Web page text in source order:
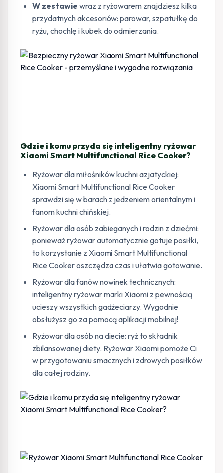
W zestawie wraz z ryżowarem znajdziesz kilka
przydatnych akcesoriów: parowar, szpatułkę do
ryżu, chochlę i kubek do odmierzania.
Gdzie i komu przyda się inteligentny ryżowar
Xiaomi Smart Multifunctional Rice Cooker?
Ryżowar dla miłośników kuchni azjatyckiej:
Xiaomi Smart Multifunctional Rice Cooker
sprawdzi się w barach z jedzeniem orientalnym i
fanom kuchni chińskiej.
Ryżowar dla osób zabieganych i rodzin z dziećmi:
ponieważ ryżowar automatycznie gotuje posiłki,
to korzystanie z Xiaomi Smart Multifunctional
Rice Cooker oszczędza czas i ułatwia gotowanie.
Ryżowar dla fanów nowinek technicznych:
inteligentny ryżowar marki Xiaomi z pewnością
ucieszy wszystkich gadżeciarzy. Wygodnie
obsłużysz go za pomocą aplikacji mobilnej!
Ryżowar dla osób na diecie: ryż to składnik
zbilansowanej diety. Ryżowar Xiaomi pomoże Ci
w przygotowaniu smacznych i zdrowych posiłków
dla całej rodziny.